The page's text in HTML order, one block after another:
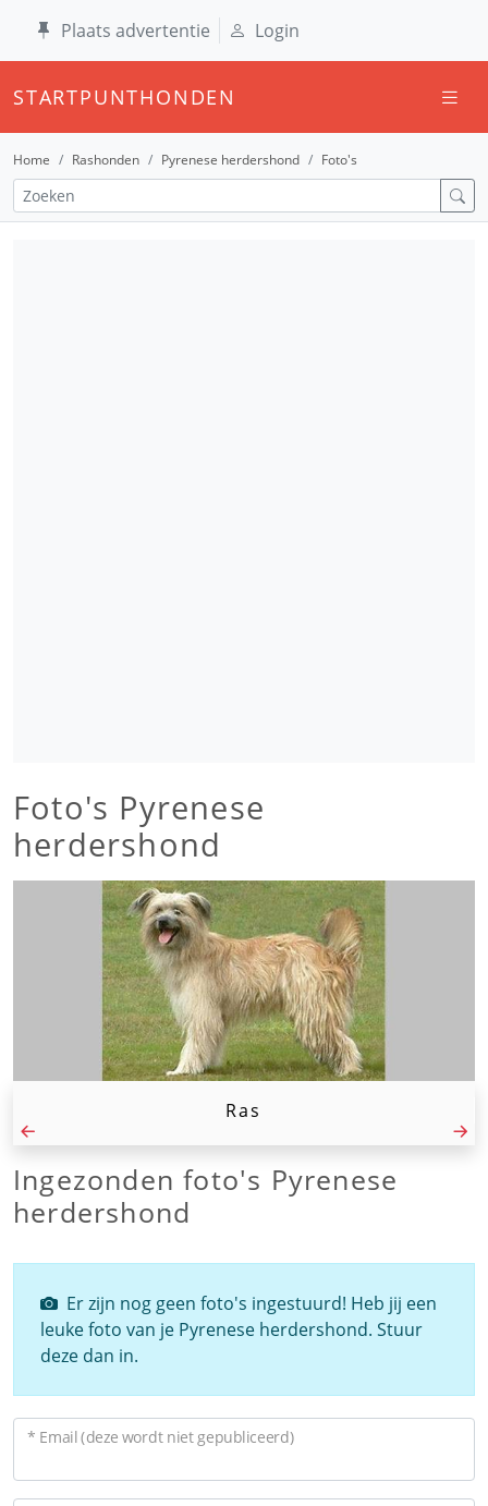
Plaats advertentie Login
STARTPUNTHONDEN
Home Rashonden Pyrenese herdershond Foto's
Foto's Pyrenese
herdershond
Ras
Ingezonden foto's Pyrenese
herdershond
Er zijn nog geen foto's ingestuurd! Heb jij een
leuke foto van je Pyrenese herdershond. Stuur
deze dan in.
* Email (deze wordt niet gepubliceerd)